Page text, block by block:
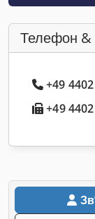
Телефон &
+49
+49